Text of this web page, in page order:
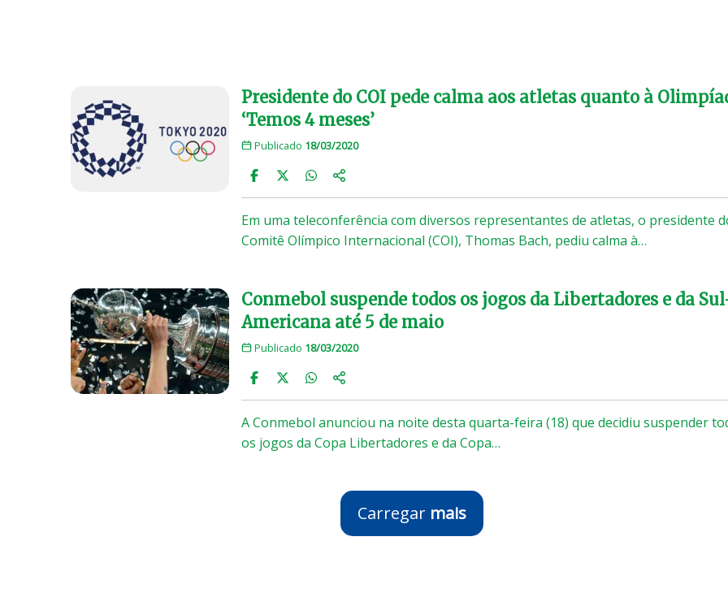
Presidente do COI pede calma aos atletas quanto à
‘Temos 4 meses’
Publicado 18/03/2020
Em uma teleconferência com diversos representantes de atletas, o presidente
Comitê Olímpico Internacional (COI), Thomas Bach, pediu calma à…
Conmebol suspende todos os jogos da Libertadores e da
Americana até 5 de maio
Publicado 18/03/2020
A Conmebol anunciou na noite desta quarta-feira (18) que decidiu suspender
os jogos da Copa Libertadores e da Copa…
Carregar mais